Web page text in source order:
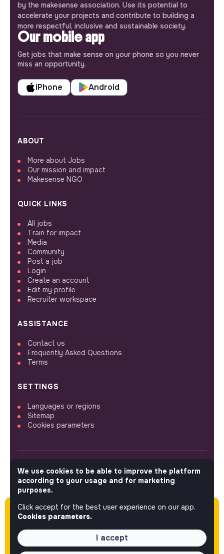
Please note this job was posted over 60 days
ago (04-10-2026) and may or may not have
expired.
by the makesense association. Use its potential to
accelerate your projects and contribute to building a
more respectful, inclusive and sustainable society.
Our mobile app
Get jobs that make sense on your phone so you never
miss an opportunity.
iPhone Android
ABOUT
More about Jobs
Our mission and impact
Makesense NGO
QUICK LINKS
All jobs
Train for impact
Media
Community
Post a job
Login
Create an account
Edit my profile
Recruiter workspace
ASSISTANCE
Contact us
Frequently Asked Questions
Terms
SETTINGS
Languages or regions
Sitemap
Cookies parameters
FOLLOW US
© 2026 jobs that makesense.
We use cookies to be able to improve the platform
according to your usage and for marketing
purposes.
Click accept for the best user experience on our app.
Cookies parameters.
I accept